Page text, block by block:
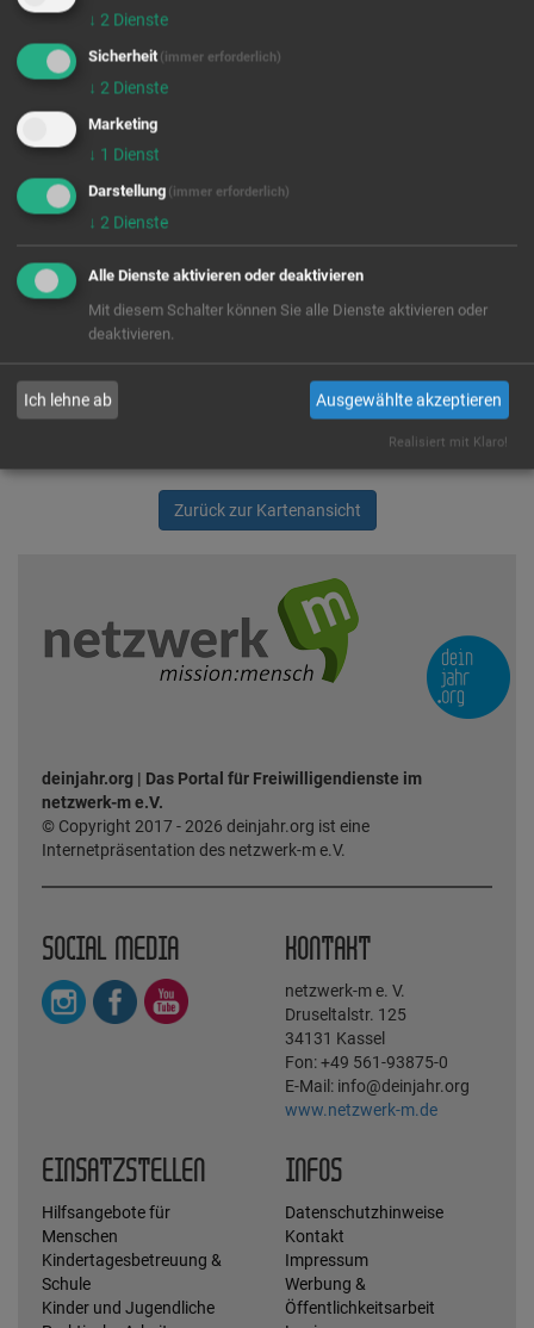
Stellenanzahl 1
EINSATZFELDER
Wir rufen für dich von OpenStreetMap.org Kartendaten ab.
anzuzeigen. Es handelt sich um einen US-Anbieter, der Cookies
setzt. Indem du die Verwendung dieser Cookies zustimmst,
willigst du auch ausdrücklich in die Verarbeitung deiner Daten in
Zurück zur Kartenansicht
deinjahr.org | Das Portal für Freiwilligendienste im
netzwerk-m e.V.
© Copyright 2017 - 2026 deinjahr.org ist eine
Internetpräsentation des netzwerk-m e.V.
SOCIAL MEDIA KONTAKT
netzwerk-m e. V.
Druseltalstr. 125
34131 Kassel
Fon: +49 561-93875-0
E-Mail: info@deinjahr.org
www.netzwerk-m.de
EINSATZSTELLEN
Hilfsangebote für
Menschen
Kindertagesbetreuung &
Schule
Kinder und Jugendliche
INFOS
Datenschutzhinweise
Kontakt
Impressum
Werbung &
Öffentlichkeitsarbeit
↓ 2 Dienste
Sicherheit (immer erforderlich)
↓ 2 Dienste
Marketing
↓ 1 Dienst
Darstellung (immer erforderlich)
↓ 2 Dienste
Alle Dienste aktivieren oder deaktivieren
Mit diesem Schalter können Sie alle Dienste aktivieren oder
deaktivieren.
Ich lehne ab Ausgewählte akzeptieren
Realisiert mit Klaro!